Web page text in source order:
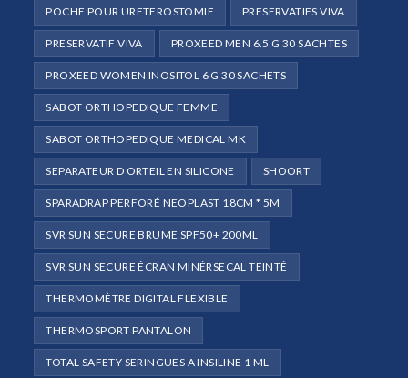
POCHE POUR URETEROSTOMIE PRESERVATIFS VIVA
PRESERVATIF VIVA PROXEED MEN 6.5 G 30 SACHTES
PROXEED WOMEN INOSITOL 6 G 30 SACHETS
SABOT ORTHOPEDIQUE FEMME
SABOT ORTHOPEDIQUE MEDICAL MK
SEPARATEUR D ORTEIL EN SILICONE SHOORT
SPARADRAP PERFORÉ NEOPLAST 18CM * 5M
SVR SUN SECURE BRUME SPF50+ 200ML
SVR SUN SECURE ÉCRAN MINÉRSECAL TEINTÉ
THERMOMÈTRE DIGITAL FLEXIBLE
THERMOSPORT PANTALON
TOTAL SAFETY SERINGUES A INSILINE 1 ML